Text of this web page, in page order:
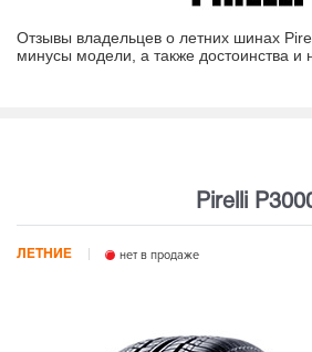
Отзывы владельцев о летних шинах
минусы модели, а также достоинства и
Pirelli
ЛЕТНИЕ нет в продаже